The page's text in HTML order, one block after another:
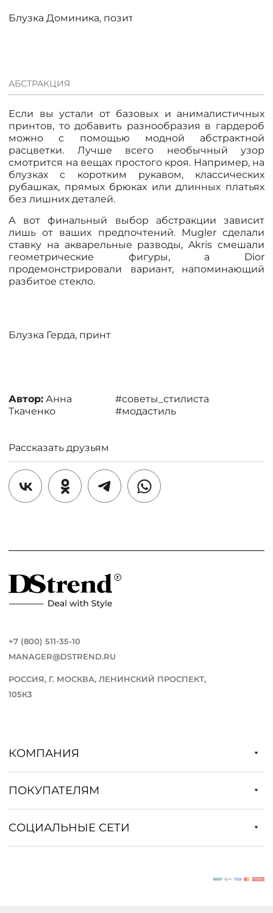
Блузка Доминика, позитив
АБСТРАКЦИЯ
Если вы устали от базовых и анималистичных
принтов, то добавить разнообразия в гардероб
можно с помощью модной абстрактной
расцветки. Лучше всего необычный узор
смотрится на вещах простого кроя. Например, на
блузках с коротким рукавом, классических
рубашках, прямых брюках или длинных платьях
без лишних деталей.
А вот финальный выбор абстракции зависит
лишь от ваших предпочтений. Mugler сделали
ставку на акварельные разводы, Akris смешали
геометрические фигуры, а Dior
продемонстрировали вариант, напоминающий
разбитое стекло.
Блузка Герда, принт
Автор: Анна
Ткаченко
#советы_стилиста
#модастиль
Рассказать друзьям
+7 (800) 511-35-10
MANAGER@DSTREND.RU
РОССИЯ, Г. МОСКВА, ЛЕНИНСКИЙ ПРОСПЕКТ,
105К3
КОМПАНИЯ
ПОКУПАТЕЛЯМ
СОЦИАЛЬНЫЕ СЕТИ